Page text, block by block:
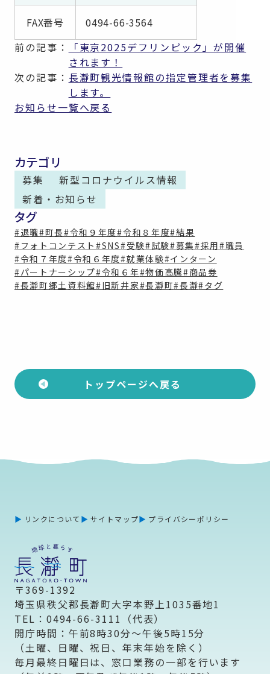
FAX番号
0494-66-3564
前の記事：
「東京2025デフリンピック」が開催
されます！
次の記事： 長瀞町観光情報館の指定管理者を募集
します。
お知らせ一覧へ戻る
カテゴリ
募集
新型コロナウイルス情報
新着・お知らせ
タグ
#退職#町長#令和９年度#令和８年度#結果
#フォトコンテスト#SNS#受験#試験#募集#採用#職員
#令和７年度#令和６年度#就業体験#インターン
#パートナーシップ#令和６年#物価高騰#商品券
#長瀞町郷土資料館#旧新井家#長瀞町#長瀞#タグ
トップページへ戻る
リンクについて サイトマップ プライバシーポリシー
〒369-1392
埼玉県秩父郡長瀞町大字本野上1035番地1
TEL：0494-66-3111（代表）
開庁時間：午前8時30分～午後5時15分
（土曜、日曜、祝日、年末年始を除く）
毎月最終日曜日は、窓口業務の一部を行います